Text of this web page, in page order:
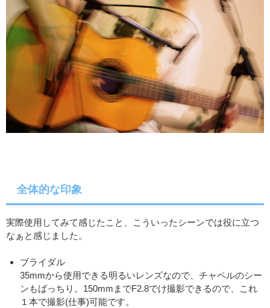
全体的な印象
実際使用してみて感じたこと、こういったシーンでは役に立つ
なぁと感じました。
ブライダル
35mmから使用できる明るいレンズなので、チャペルのシー
ンもばっちり。150mmまでF2.8でけ撮影できるので、これ
１本で撮影(仕事)可能です。